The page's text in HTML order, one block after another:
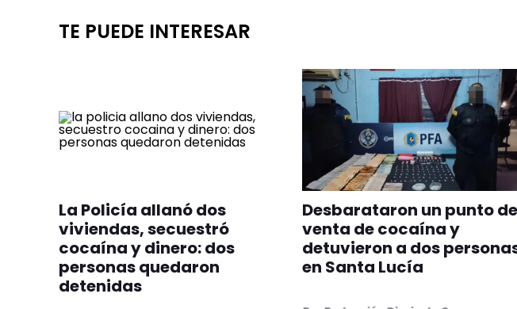
TE PUEDE INTERESAR
La Policía allanó dos
viviendas, secuestró
cocaína y dinero: dos
personas quedaron
detenidas
Desbarataron un punto de
venta de cocaína y
detuvieron a dos
en Santa Lucía